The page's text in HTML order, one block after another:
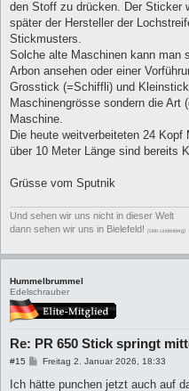
den Stoff zu drücken. Der Sticker
später der Hersteller der
Stickmusters.
Solche alte Maschinen kann man
Arbon ansehen oder einer
Grosstick (=Schiffli) und
Maschinengrösse sondern die Art
Maschine.
Die heute weitverbeiteten 24 Kopf
über 10 Meter Länge sind bereits
Grüsse vom Sputnik
Und sehen wir uns nicht in dieser Welt
dann sehen wir uns in Bielefeld!
(Udo Lindenberg)
Hummelbrummel
Edelschrauber
Re: PR 650 Stick springt
#15
B
i
Freitag 2. Januar 2026, 18:33
Ich hätte punchen jetzt auch auf